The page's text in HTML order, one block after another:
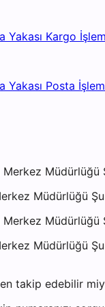
Kargo
Posta
Müdürlüğü
Müdürlüğü
Müdürlüğü
takip edebilir